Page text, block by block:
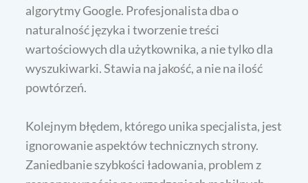
algorytmy Google. Profesjonalista dba o
naturalność języka i tworzenie treści
wartościowych dla użytkownika, a nie tylko dla
wyszukiwarki. Stawia na jakość, a nie na ilość
powtórzeń.
Kolejnym błędem, którego unika specjalista, jest
ignorowanie aspektów technicznych strony.
Zaniedbanie szybkości ładowania, problem z